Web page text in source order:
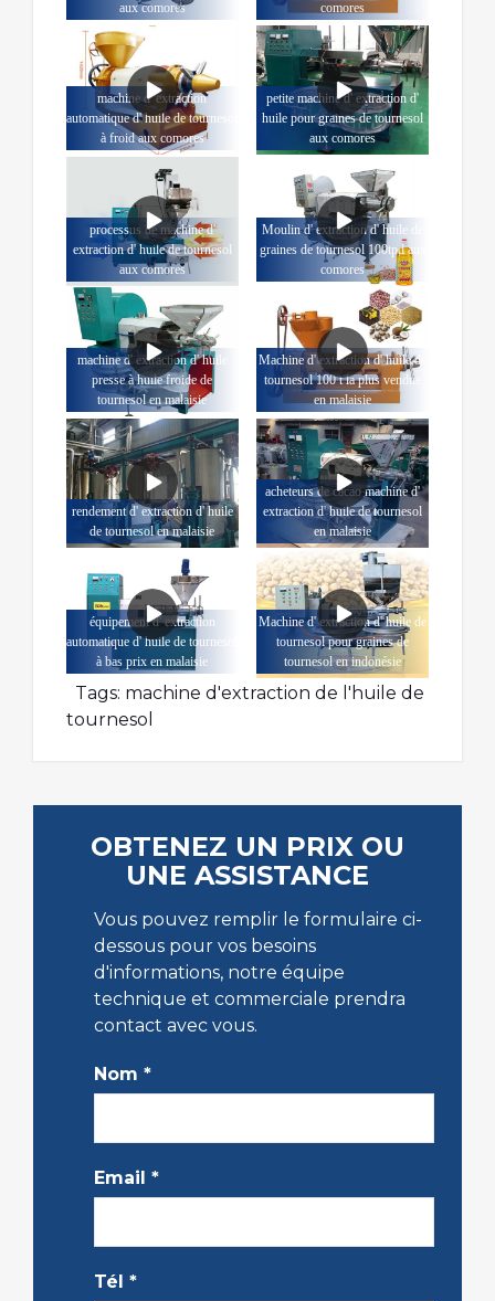
aux comores comores
machine d' extraction
automatique d' huile de tournesol
à froid aux comores
petite machine d' extraction d'
huile pour graines de tournesol
aux comores
processus de machine d'
extraction d' huile de tournesol
aux comores
Moulin d' extraction d' huile de
graines de tournesol 100tpd aux
comores
machine d' extraction d' huile
presse à huile froide de
tournesol en malaisie
Machine d' extraction d' huile de
tournesol 100 t la plus vendue
en malaisie
rendement d' extraction d' huile
de tournesol en malaisie
acheteurs de cacao machine d'
extraction d' huile de tournesol
en malaisie
équipement d' extraction
automatique d' huile de tournesol
à bas prix en malaisie
Machine d' extraction d' huile de
tournesol pour graines de
tournesol en indonésie
Tags: machine d'extraction de l'huile de
tournesol
OBTENEZ UN PRIX OU
UNE ASSISTANCE
Vous pouvez remplir le formulaire ci-
dessous pour vos besoins
d'informations, notre équipe
technique et commerciale prendra
contact avec vous.
Nom *
Email *
Tél *